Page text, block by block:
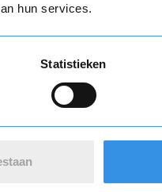
hun services.
Statistieken